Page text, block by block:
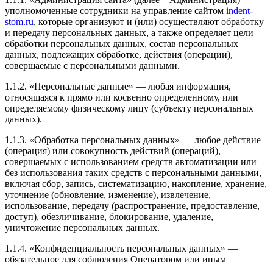
уполномоченные сотрудники на управление сайтом indent-
stom.ru, которые организуют и (или) осуществляют обработку
и передачу персональных данных, а также определяет цели
обработки персональных данных, состав персональных
данных, подлежащих обработке, действия (операции),
совершаемые с персональными данными.
1.1.2. «Персональные данные» — любая информация,
относящаяся к прямо или косвенно определенному, или
определяемому физическому лицу (субъекту персональных
данных).
1.1.3. «Обработка персональных данных» — любое действие
(операция) или совокупность действий (операций),
совершаемых с использованием средств автоматизации или
без использования таких средств с персональными данными,
включая сбор, запись, систематизацию, накопление, хранение,
уточнение (обновление, изменение), извлечение,
использование, передачу (распространение, предоставление,
доступ), обезличивание, блокирование, удаление,
уничтожение персональных данных.
1.1.4. «Конфиденциальность персональных данных» —
обязательное для соблюдения Оператором или иным